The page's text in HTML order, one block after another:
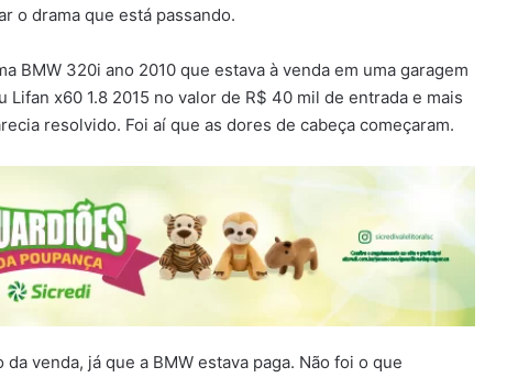
o drama que está passando.
BMW 320i ano 2010 que estava à venda em uma garagem
x60 1.8 2015 no valor de R$ 40 mil de entrada e mais
resolvido. Foi aí que as dores de cabeça começaram.
venda, já que a BMW estava paga. Não foi o que